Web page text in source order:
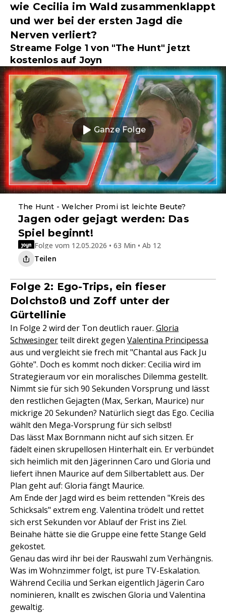
wie Cecilia im Wald zusammenklappt
und wer bei der ersten Jagd die
Nerven verliert?
Streame Folge 1 von "The Hunt" jetzt
kostenlos auf Joyn
Ganze Folge
The Hunt - Welcher Promi ist leichte Beute?
Jagen oder gejagt werden: Das
Spiel beginnt!
Folge vom 12.05.2026 • 63 Min • Ab 12
Teilen
Folge 2: Ego-Trips, ein fieser
Dolchstoß und Zoff unter der
Gürtellinie
In Folge 2 wird der Ton deutlich rauer. Gloria
Schwesingerteilt direkt gegen Valentina Principessa
aus und vergleicht sie frech mit "Chantal aus Fack Ju
Göhte". Doch es kommt noch dicker: Cecilia wird im
Strategieraum vor ein moralisches Dilemma gestellt.
Nimmt sie für sich 90 Sekunden Vorsprung und lässt
den restlichen Gejagten (Max, Serkan, Maurice) nur
mickrige 20 Sekunden? Natürlich siegt das Ego. Cecilia
wählt den Mega-Vorsprung für sich selbst!
Das lässt Max Bornmann nicht auf sich sitzen. Er
fädelt einen skrupellosen Hinterhalt ein. Er verbündet
sich heimlich mit den Jägerinnen Caro und Gloria und
liefert ihnen Maurice auf dem Silbertablett aus. Der
Plan geht auf: Gloria fängt Maurice.
Am Ende der Jagd wird es beim rettenden "Kreis des
Schicksals" extrem eng. Valentina trödelt und rettet
sich erst Sekunden vor Ablauf der Frist ins Ziel.
Beinahe hätte sie die Gruppe eine fette Stange Geld
gekostet.
Genau das wird ihr bei der Rauswahl zum Verhängnis.
Was im Wohnzimmer folgt, ist pure TV-Eskalation.
Während Cecilia und Serkan eigentlich Jägerin Caro
nominieren, knallt es zwischen Gloria und Valentina
gewaltig.